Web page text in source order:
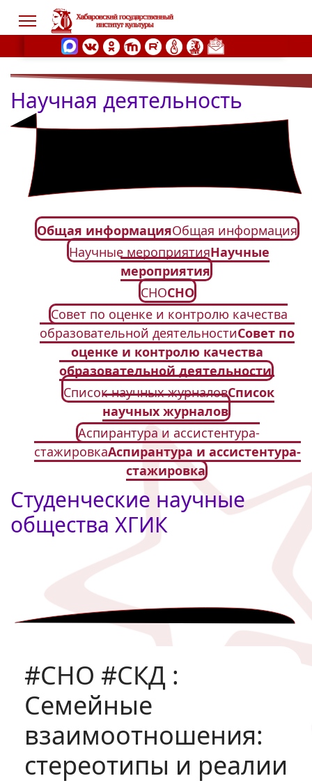
Научная деятельность
Общая информацияОбщая информация
Научные мероприятияНаучные
мероприятия
СНОСНО
Совет по оценке и контролю качества
образовательной деятельностиСовет по
оценке и контролю качества
образовательной деятельности
Список научных журналовСписок
научных журналов
Аспирантура и ассистентура-
стажировкаАспирантура и ассистентура-
стажировка
Студенческие научные
общества ХГИК
#СНО #СКД :
Семейные
взаимоотношения:
стереотипы и реалии